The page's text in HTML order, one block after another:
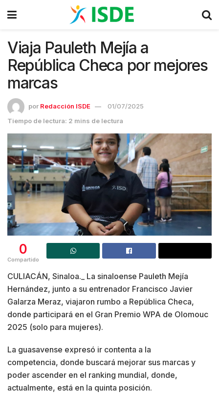
Viaja Pauleth Mejía a
República Checa por mejores
marcas
por Redacción ISDE
01/07/2025
Tiempo de lectura: 2 mins de lectura
0
Compartido
CULIACÁN, Sinaloa._ La sinaloense Pauleth Mejía
Hernández, junto a su entrenador Francisco Javier
Galarza Meraz, viajaron rumbo a República Checa,
donde participará en el Gran Premio WPA de Olomouc
2025 (solo para mujeres).
La guasavense expresó ir contenta a la
competencia, donde buscará mejorar sus marcas y
poder ascender en el ranking mundial, donde,
actualmente, está en la quinta posición.